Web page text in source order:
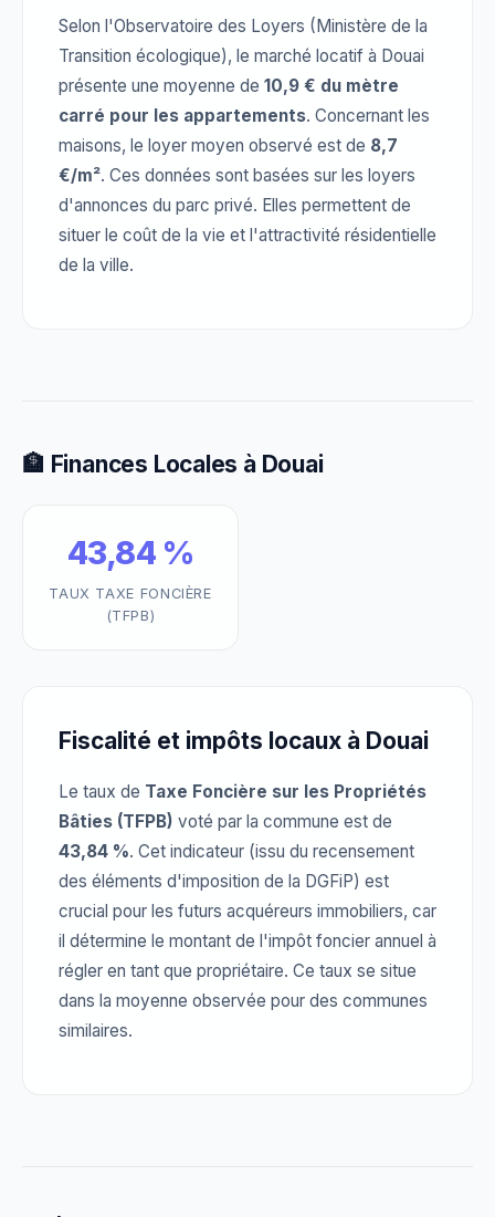
Selon l'Observatoire des Loyers (Ministère de la
Transition écologique), le marché locatif à Douai
présente une moyenne de 10,9 € du mètre
carré pour les appartements. Concernant les
maisons, le loyer moyen observé est de 8,7
€/m². Ces données sont basées sur les loyers
d'annonces du parc privé. Elles permettent de
situer le coût de la vie et l'attractivité résidentielle
de la ville.
🏦 Finances Locales à Douai
43,84 %
TAUX TAXE FONCIÈRE
(TFPB)
Fiscalité et impôts locaux à Douai
Le taux de Taxe Foncière sur les Propriétés
Bâties (TFPB) voté par la commune est de
43,84 %. Cet indicateur (issu du recensement
des éléments d'imposition de la DGFiP) est
crucial pour les futurs acquéreurs immobiliers, car
il détermine le montant de l'impôt foncier annuel à
régler en tant que propriétaire. Ce taux se situe
dans la moyenne observée pour des communes
similaires.